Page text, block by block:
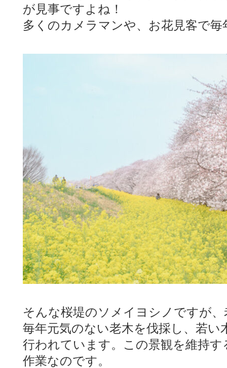
が見事ですよね！
多くのカメラマンや、お花見客で
そんな桜堤のソメイヨシノですが
毎年元気のない老木を伐採し、若い
行われています。この景観を維持
作業なのです。